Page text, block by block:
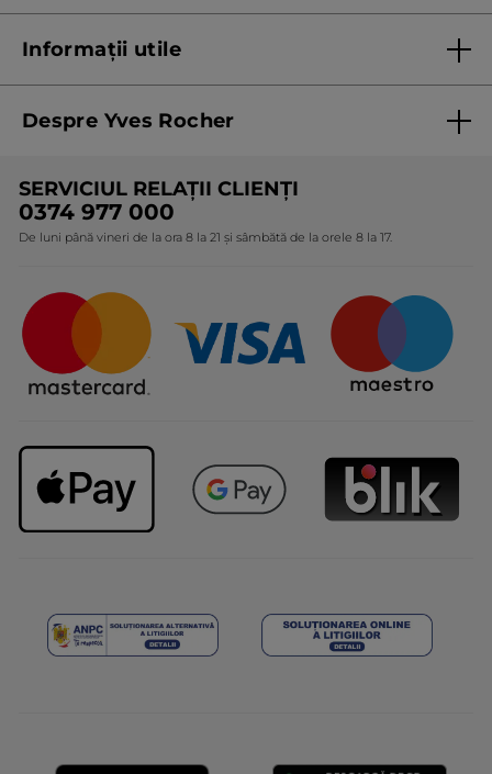
Informații utile
Termeni și condiții pentru vanzarea la distanță a
Politica de confidențialitate
Protecția Consumatorilor - A.N.P.C.
Despre Yves Rocher
Expertiza noastră botanică
Angajamentele noastre
Întrebări frecvente
SERVICIUL RELAȚII CLIENȚI
0374 977 000
De luni până vineri de la ora 8 la 21 și sâmbătă de la orele 8 la 17.